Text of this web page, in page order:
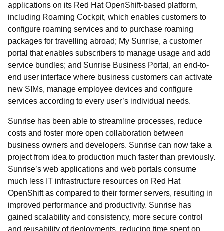
applications on its Red Hat OpenShift-based platform,
including Roaming Cockpit, which enables customers to
configure roaming services and to purchase roaming
packages for travelling abroad; My Sunrise, a customer
portal that enables subscribers to manage usage and add
service bundles; and Sunrise Business Portal, an end-to-
end user interface where business customers can activate
new SIMs, manage employee devices and configure
services according to every user’s individual needs.
Sunrise has been able to streamline processes, reduce
costs and foster more open collaboration between
business owners and developers. Sunrise can now take a
project from idea to production much faster than previously.
Sunrise’s web applications and web portals consume
much less IT infrastructure resources on Red Hat
OpenShift as compared to their former servers, resulting in
improved performance and productivity. Sunrise has
gained scalability and consistency, more secure control
and reusability of deployments, reducing time spent on